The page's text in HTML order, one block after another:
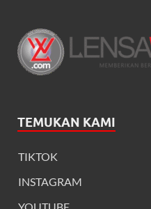
TEMUKAN KAMI
TIKTOK
INSTAGRAM
YOUTUBE